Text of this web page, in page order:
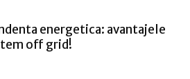
energetica: avantajele
off grid!